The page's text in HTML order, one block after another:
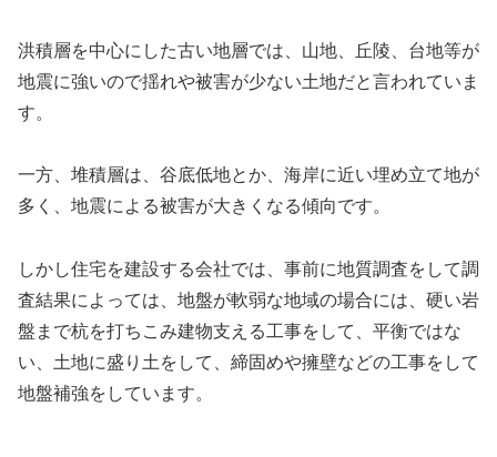
洪積層を中心にした古い地層では、山地、丘陵、台地等が
地震に強いので揺れや被害が少ない土地だと言われていま
す。
一方、堆積層は、谷底低地とか、海岸に近い埋め立て地が
多く、地震による被害が大きくなる傾向です。
しかし住宅を建設する会社では、事前に地質調査をして調
査結果によっては、地盤が軟弱な地域の場合には、硬い岩
盤まで杭を打ちこみ建物支える工事をして、平衡ではな
い、土地に盛り土をして、締固めや擁壁などの工事をして
地盤補強をしています。